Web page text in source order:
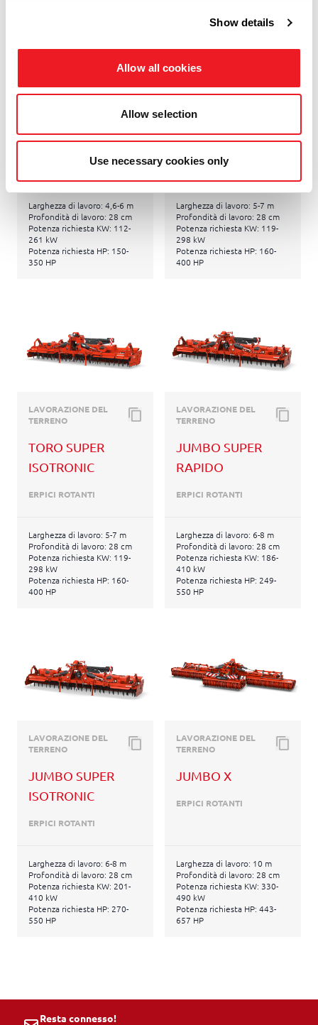
Show details
Allow all cookies
Allow selection
Use necessary cookies only
TERRENO
ISOTRONIC
ERPICI ROTANTI
Larghezza di lavoro: 4,6-6 m
Profondità di lavoro: 28 cm
Potenza richiesta KW: 112-
261 kW
Potenza richiesta HP: 150-
350 HP
TERRENO
TORO SUPER
RAPIDO
ERPICI ROTANTI
Larghezza di lavoro: 5-7 m
Profondità di lavoro: 28 cm
Potenza richiesta KW: 119-
298 kW
Potenza richiesta HP: 160-
400 HP
LAVORAZIONE DEL
TERRENO
TORO SUPER
ISOTRONIC
ERPICI ROTANTI
Larghezza di lavoro: 5-7 m
Profondità di lavoro: 28 cm
Potenza richiesta KW: 119-
298 kW
Potenza richiesta HP: 160-
400 HP
LAVORAZIONE DEL
TERRENO
JUMBO SUPER
RAPIDO
ERPICI ROTANTI
Larghezza di lavoro: 6-8 m
Profondità di lavoro: 28 cm
Potenza richiesta KW: 186-
410 kW
Potenza richiesta HP: 249-
550 HP
LAVORAZIONE DEL
TERRENO
JUMBO SUPER
ISOTRONIC
ERPICI ROTANTI
Larghezza di lavoro: 6-8 m
Profondità di lavoro: 28 cm
Potenza richiesta KW: 201-
410 kW
Potenza richiesta HP: 270-
550 HP
LAVORAZIONE DEL
TERRENO
JUMBO X
ERPICI ROTANTI
Larghezza di lavoro: 10 m
Profondità di lavoro: 28 cm
Potenza richiesta KW: 330-
490 kW
Potenza richiesta HP: 443-
657 HP
Resta connesso!